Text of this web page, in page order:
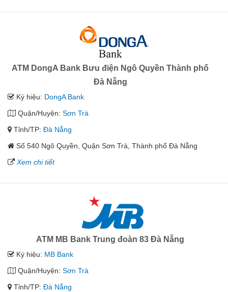
ATM DongA Bank Bưu điện Ngô Quyền Thành phố
Đà Nẵng
Ký hiệu: DongA Bank
Quận/Huyện: Sơn Trà
Tỉnh/TP: Đà Nẵng
Số 540 Ngô Quyền, Quận Sơn Trà, Thành phố Đà Nẵng
Xem chi tiết
ATM MB Bank Trung đoàn 83 Đà Nẵng
Ký hiệu: MB Bank
Quận/Huyện: Sơn Trà
Tỉnh/TP: Đà Nẵng